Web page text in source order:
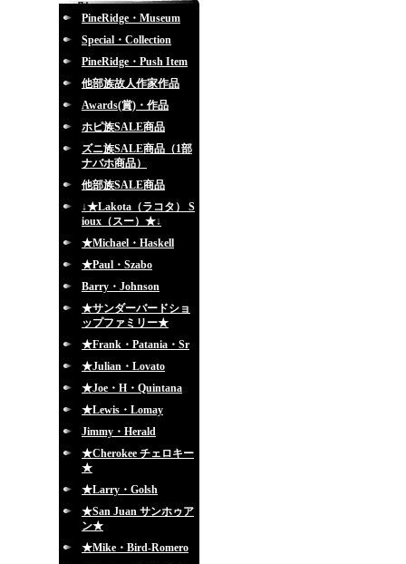
別
PineRidge・Museum
Special・Collection
PineRidge・Push Item
他部族故人作家作品
Awards(賞)・作品
ホピ族SALE商品
ズニ族SALE商品（1部
ナバホ商品）
他部族SALE商品
↓★Lakota（ラコタ） S
ioux（スー）★↓
★Michael・Haskell
★Paul・Szabo
Barry・Johnson
★サンダーバードショ
ップファミリー★
★Frank・Patania・Sr
★Julian・Lovato
★Joe・H・Quintana
★Lewis・Lomay
Jimmy・Herald
★Cherokee チェロキー
★
★Larry・Golsh
★San Juan サンホゥア
ン★
★Mike・Bird-Romero